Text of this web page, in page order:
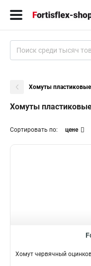
Хомуты
Хомуты
Сортировать по: цене
Хомут червячный